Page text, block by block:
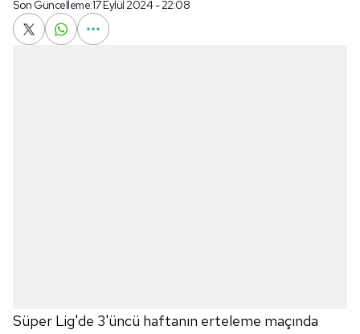
Son Güncelleme:17 Eylül 2024 - 22:08
Süper Lig'de 3'üncü haftanın erteleme maçında